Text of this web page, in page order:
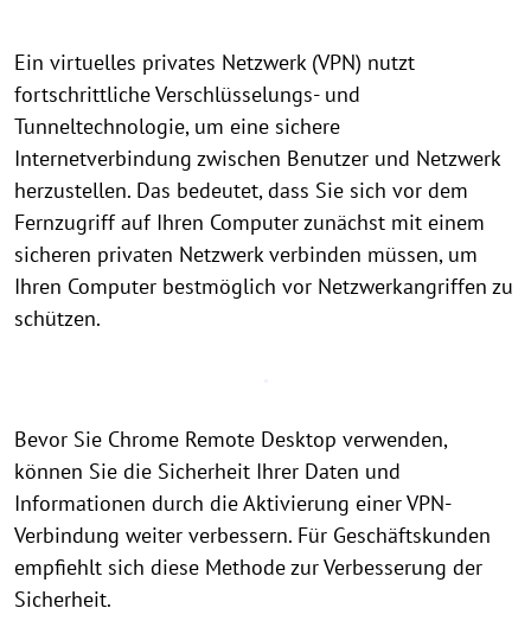
Ein virtuelles privates Netzwerk (VPN) nutzt
fortschrittliche Verschlüsselungs- und
Tunneltechnologie, um eine sichere
Internetverbindung zwischen Benutzer und Netzwerk
herzustellen. Das bedeutet, dass Sie sich vor dem
Fernzugriff auf Ihren Computer zunächst mit einem
sicheren privaten Netzwerk verbinden müssen, um
Ihren Computer bestmöglich vor Netzwerkangriffen zu
schützen.
Bevor Sie Chrome Remote Desktop verwenden,
können Sie die Sicherheit Ihrer Daten und
Informationen durch die Aktivierung einer VPN-
Verbindung weiter verbessern. Für Geschäftskunden
empfiehlt sich diese Methode zur Verbesserung der
Sicherheit.